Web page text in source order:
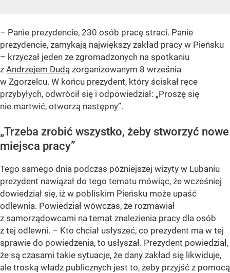
– Panie prezydencie, 230 osób pracę straci. Panie
prezydencie, zamykają największy zakład pracy w Pieńsku
– krzyczał jeden ze zgromadzonych na spotkaniu
z Andrzejem Dudą zorganizowanym 8 września
w Zgorzelcu. W końcu prezydent, który ściskał ręce
przybyłych, odwrócił się i odpowiedział: „Proszę się
nie martwić, otworzą następny”.
„Trzeba zrobić wszystko, żeby stworzyć nowe
miejsca pracy”
Tego samego dnia podczas późniejszej wizyty w Lubaniu
prezydent nawiązał do tego tematu mówiąc, że wcześniej
dowiedział się, iż w pobliskim Pieńsku może upaść
odlewnia. Powiedział wówczas, że rozmawiał
z samorządowcami na temat znalezienia pracy dla osób
z tej odlewni. – Kto chciał usłyszeć, co prezydent ma w tej
sprawie do powiedzenia, to usłyszał. Prezydent powiedział,
że są czasami takie sytuacje, że dany zakład się likwiduje,
ale troską władz publicznych jest to, żeby przyjść z pomocą